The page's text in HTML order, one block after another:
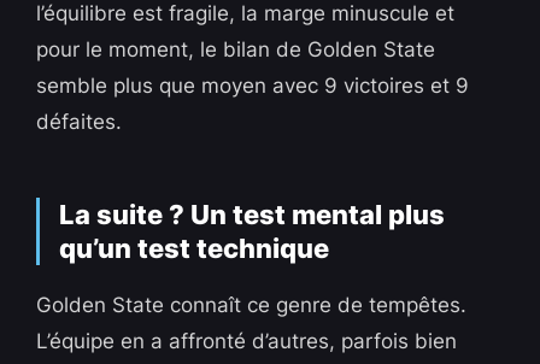
l’équilibre est fragile, la marge minuscule et
pour le moment, le bilan de Golden State
semble plus que moyen avec 9 victoires et 9
défaites.
La suite ? Un test mental plus
qu’un test technique
Golden State connaît ce genre de tempêtes.
L’équipe en a affronté d’autres, parfois bien